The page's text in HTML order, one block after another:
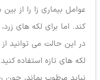
عوامل بیماری زا را از
کند. اما برای لکه های
در این حالت می توانید
لکه های تازه استفاده